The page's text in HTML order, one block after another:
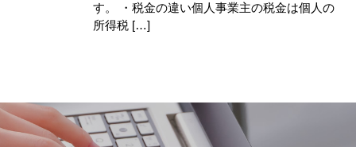
す。 ・税金の違い個人事業主の税金は個人の
所得税 […]